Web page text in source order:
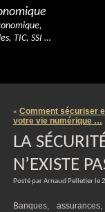
TIC, SSI …
« Comment sécuriser
votre vie numérique …
LA
N’EXISTE
Posté par Arnaud Pelletier le
Banques,